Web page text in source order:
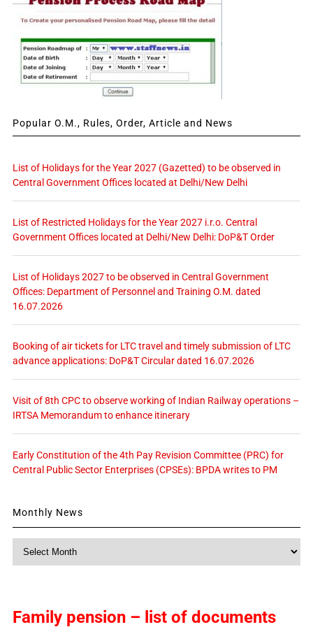
Popular O.M., Rules, Order, Article and News
List of Holidays for the Year 2027 (Gazetted) to be observed in
Central Government Offices located at Delhi/New Delhi
List of Restricted Holidays for the Year 2027 i.r.o. Central
Government Offices located at Delhi/New Delhi: DoP&T Order
List of Holidays 2027 to be observed in Central Government
Offices: Department of Personnel and Training O.M. dated
16.07.2026
Booking of air tickets for LTC travel and timely submission of LTC
advance applications: DoP&T Circular dated 16.07.2026
Visit of 8th CPC to observe working of Indian Railway operations –
IRTSA Memorandum to enhance itinerary
Early Constitution of the 4th Pay Revision Committee (PRC) for
Central Public Sector Enterprises (CPSEs): BPDA writes to PM
Monthly News
Family pension – list of documents